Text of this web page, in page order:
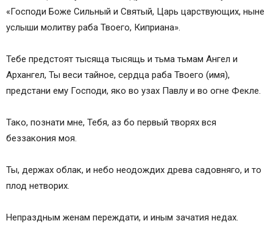
«Господи Боже Сильный и Святый, Царь царствующих, ныне
услыши молитву раба Твоего, Киприана».
Тебе предстоят тысяща тысящь и тьма тьмам Ангел и
Архангел, Ты веси тайное, сердца раба Твоего (имя),
предстани ему Господи, яко во узах Павлу и во огне Фекле.
Тако, познати мне, Тебя, аз бо первый творях вся
беззакония моя.
Ты, держах облак, и небо неодождих древа садовняго, и то
плод нетворих.
Непраздным женам переждати, и иным зачатия недах.